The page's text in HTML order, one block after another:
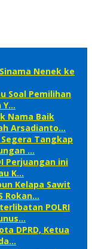
Nenek ke
Soal Pemilihan
Y…
Nama Baik
Arsadianto…
Tangkap
…
Perjuangan ini
K…
Kelapa Sawit
Rokan…
POLRI
DPRD, Ketua